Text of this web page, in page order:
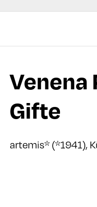
Venena
Gifte
artemis* (*1941),